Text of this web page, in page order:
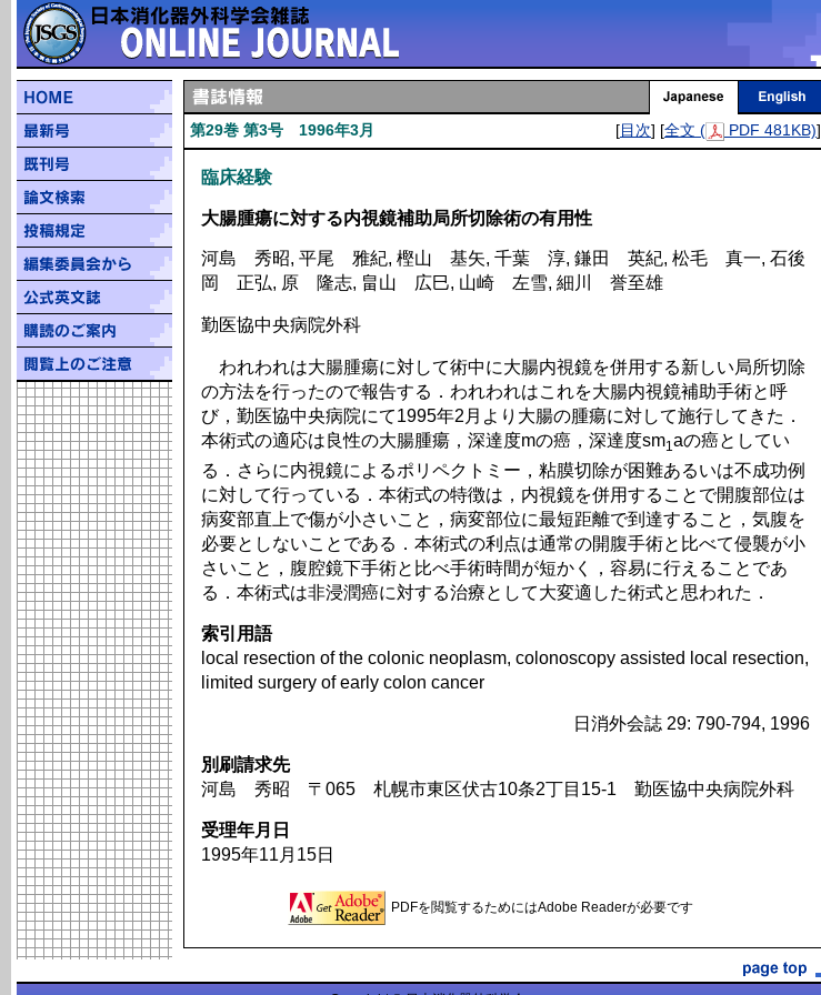
第29巻 第3号 1996年3月 [目次] [全文 ( PDF 481KB)]
臨床経験
大腸腫瘍に対する内視鏡補助局所切除術の有用性
河島 秀昭, 平尾 雅紀, 樫山 基矢, 千葉 淳, 鎌田 英紀, 松毛 真一, 石後
岡 正弘, 原 隆志, 畠山 広巳, 山崎 左雪, 細川 誉至雄
勤医協中央病院外科
われわれは大腸腫瘍に対して術中に大腸内視鏡を併用する新しい局所切除
の方法を行ったので報告する．われわれはこれを大腸内視鏡補助手術と呼
び，勤医協中央病院にて1995年2月より大腸の腫瘍に対して施行してきた．
本術式の適応は良性の大腸腫瘍，深達度mの癌，深達度sm1aの癌としてい
る．さらに内視鏡によるポリペクトミー，粘膜切除が困難あるいは不成功例
に対して行っている．本術式の特徴は，内視鏡を併用することで開腹部位は
病変部直上で傷が小さいこと，病変部位に最短距離で到達すること，気腹を
必要としないことである．本術式の利点は通常の開腹手術と比べて侵襲が小
さいこと，腹腔鏡下手術と比べ手術時間が短かく，容易に行えることであ
る．本術式は非浸潤癌に対する治療として大変適した術式と思われた．
索引用語
local resection of the colonic neoplasm, colonoscopy assisted local resection,
limited surgery of early colon cancer
日消外会誌 29: 790-794, 1996
別刷請求先
河島 秀昭 〒065 札幌市東区伏古10条2丁目15-1 勤医協中央病院外科
受理年月日
1995年11月15日
PDFを閲覧するためにはAdobe Readerが必要です